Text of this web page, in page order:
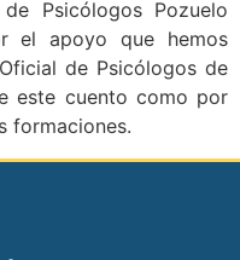
Psicólogos Pozuelo
el apoyo que hemos
de Psicólogos de
este cuento como por
formaciones.